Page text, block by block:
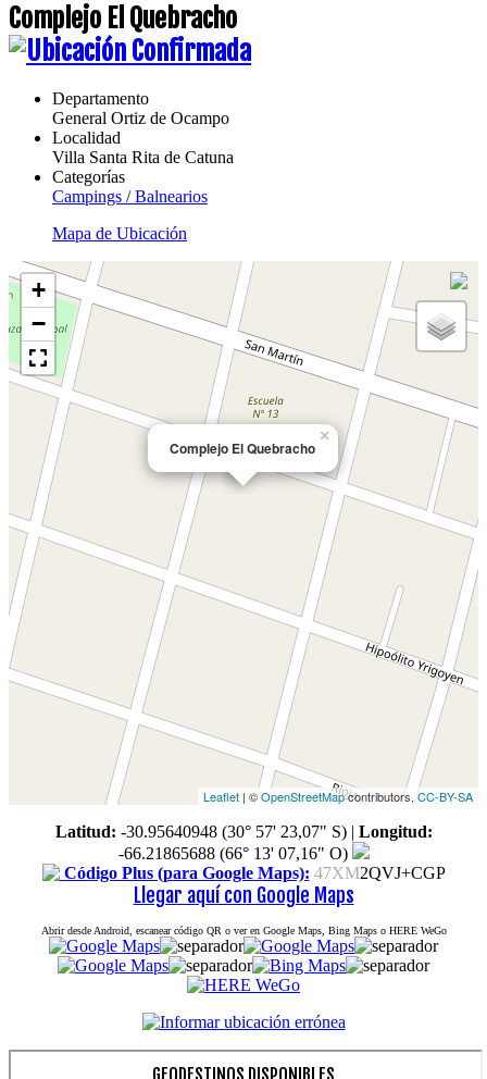
Complejo El Quebracho
Departamento
General Ortiz de Ocampo
Localidad
Villa Santa Rita de Catuna
Categorías
Campings / Balnearios
Mapa de Ubicación
Complejo El Quebracho
×
+
−
Leaflet | ©OpenStreetMapcontributors, CC-BY-SA
Latitud: -30.95640948 (30° 57' 23,07" S)| Longitud:
-66.21865688 (66° 13' 07,16" O)
Código Plus (para Google Maps): 47XM2QVJ+CGP
Llegar aquí con Google Maps
Abrir desde Android, escanear código QR o ver en Google Maps, Bing Maps o HERE WeGo
GEODESTINOS DISPONIBLES